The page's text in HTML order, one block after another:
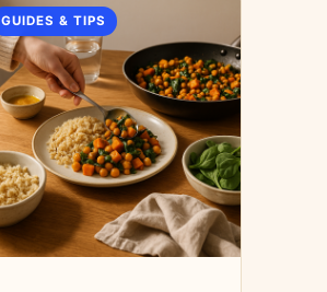
GUIDES & TIPS